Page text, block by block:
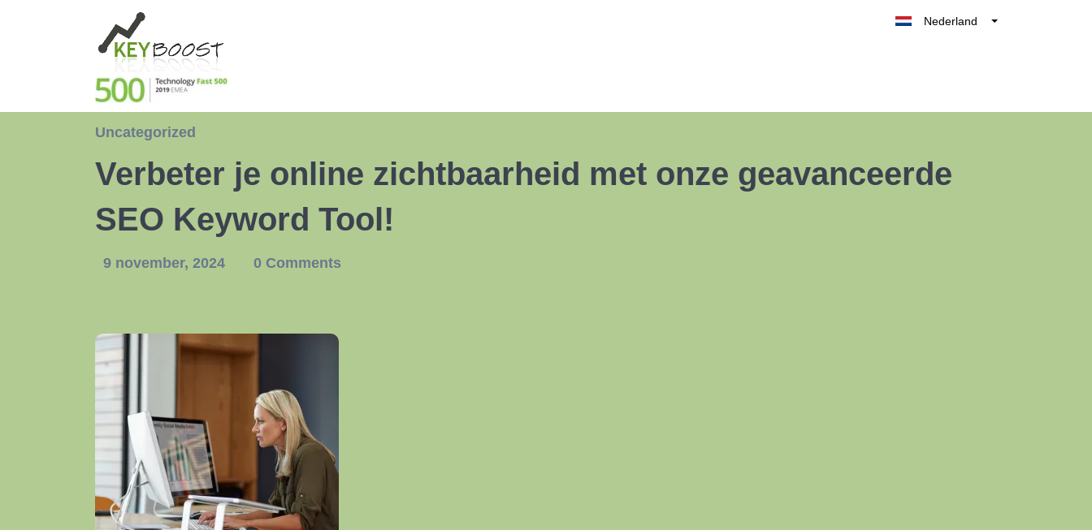
Nederland
España
Uncategorized
Verbeter je online zichtbaarheid met onze geavanceerde
SEO Keyword Tool!
9 november, 2024 0 Comments